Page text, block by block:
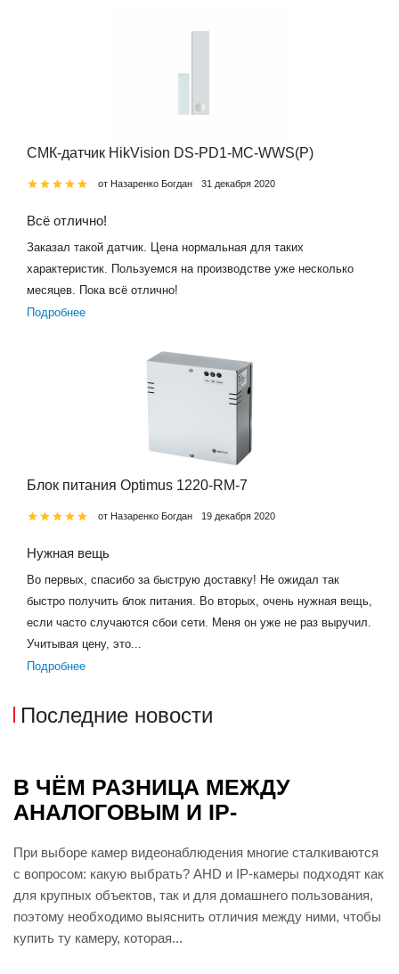
СМК-датчик HikVision DS-PD1-MC-WWS(P)
от Назаренко Богдан 31 декабря 2020
Всё отлично!
Заказал такой датчик. Цена нормальная для таких
характеристик. Пользуемся на производстве уже несколько
месяцев. Пока всё отлично!
Подробнее
Блок питания Optimus 1220-RM-7
от Назаренко Богдан 19 декабря 2020
Нужная вещь
Во первых, спасибо за быструю доставку! Не ожидал так
быстро получить блок питания. Во вторых, очень нужная вещь,
если часто случаются сбои сети. Меня он уже не раз выручил.
Учитывая цену, это...
Подробнее
Последние новости
В ЧЁМ РАЗНИЦА МЕЖДУ
АНАЛОГОВЫМ И IP-
При выборе камер видеонаблюдения многие сталкиваются
с вопросом: какую выбрать? AHD и IP-камеры подходят как
для крупных объектов, так и для домашнего пользования,
поэтому необходимо выяснить отличия между ними, чтобы
купить ту камеру, которая...